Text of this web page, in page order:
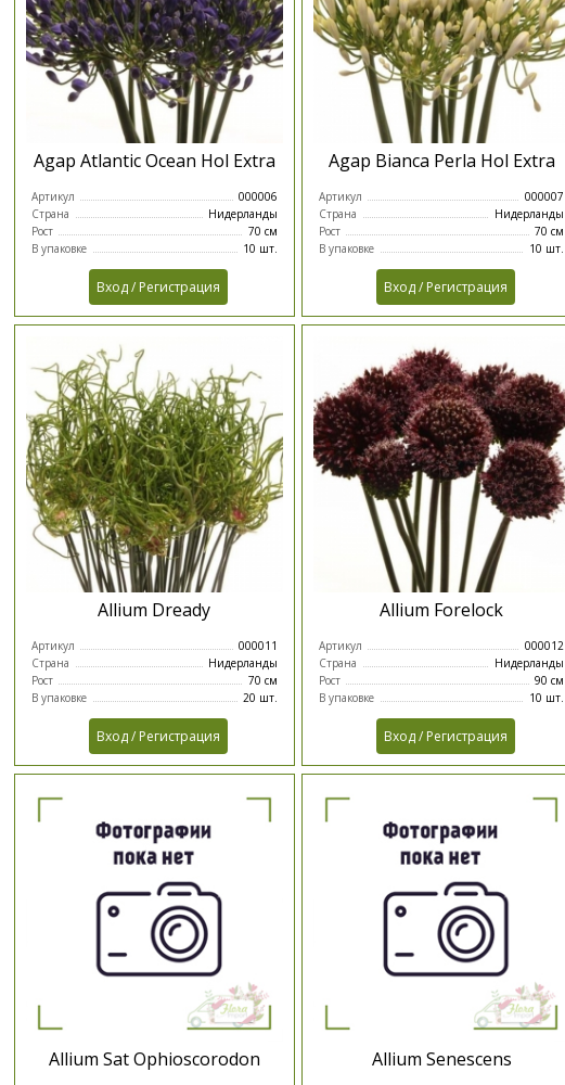
Agap Atlantic Ocean Hol Extra
Артикул
000006
Страна
Нидерланды
Рост
70 см
В упаковке
10 шт.
Вход / Регистрация
Agap Bianca Perla Hol Extra
Артикул
000007
Страна
Нидерланды
Рост
70 см
В упаковке
10 шт.
Вход / Регистрация
Allium Dready
Артикул
000011
Страна
Нидерланды
Рост
70 см
В упаковке
20 шт.
Вход / Регистрация
Allium Forelock
Артикул
000012
Страна
Нидерланды
Рост
90 см
В упаковке
10 шт.
Вход / Регистрация
Allium Sat Ophioscorodon Allium Senescens